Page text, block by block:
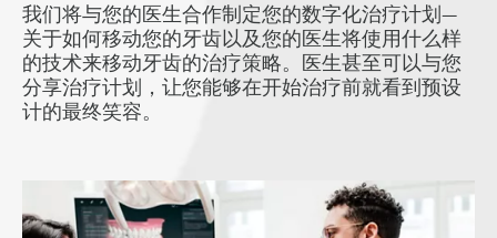
我们将与您的医生合作制定您的数字化治疗计划—
关于如何移动您的牙齿以及您的医生将使用什么样
的技术来移动牙齿的治疗策略。医生甚至可以与您
分享治疗计划，让您能够在开始治疗前就看到预设
计的最终笑容。